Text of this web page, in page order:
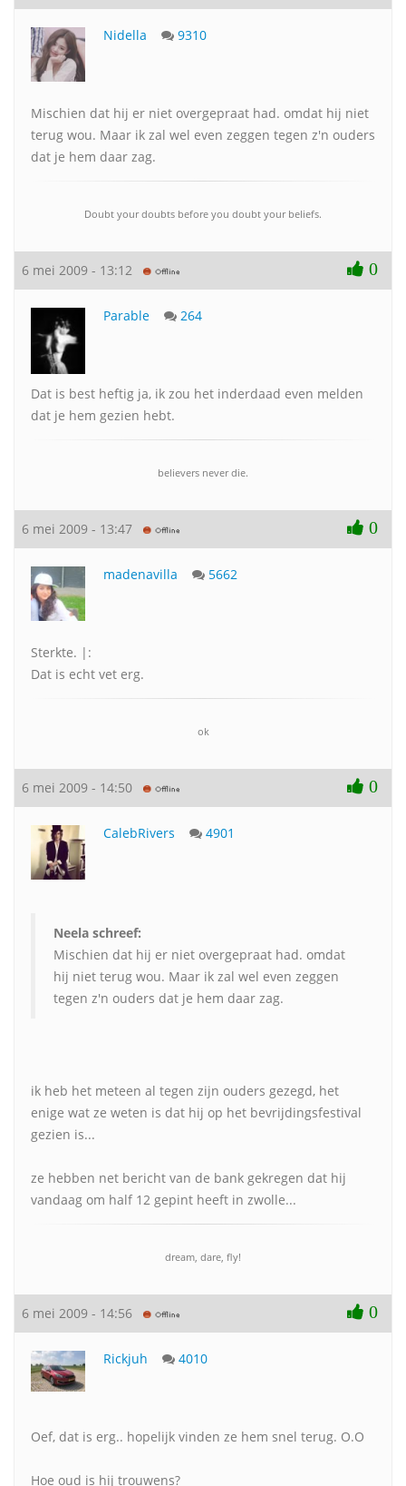
Nidella 9310
Mischien dat hij er niet overgepraat had. omdat hij niet
terug wou. Maar ik zal wel even zeggen tegen z'n ouders
dat je hem daar zag.
Doubt your doubts before you doubt your beliefs.
6 mei 2009 - 13:12 0
Parable 264
Dat is best heftig ja, ik zou het inderdaad even melden
dat je hem gezien hebt.
believers never die.
6 mei 2009 - 13:47 0
madenavilla 5662
Sterkte. |:
Dat is echt vet erg.
ok
6 mei 2009 - 14:50 0
CalebRivers 4901
Neela schreef:
Mischien dat hij er niet overgepraat had. omdat
hij niet terug wou. Maar ik zal wel even zeggen
tegen z'n ouders dat je hem daar zag.
ik heb het meteen al tegen zijn ouders gezegd, het
enige wat ze weten is dat hij op het bevrijdingsfestival
gezien is...
ze hebben net bericht van de bank gekregen dat hij
vandaag om half 12 gepint heeft in zwolle...
dream, dare, fly!
6 mei 2009 - 14:56 0
Rickjuh 4010
Oef, dat is erg.. hopelijk vinden ze hem snel terug. O.O
Hoe oud is hij trouwens?